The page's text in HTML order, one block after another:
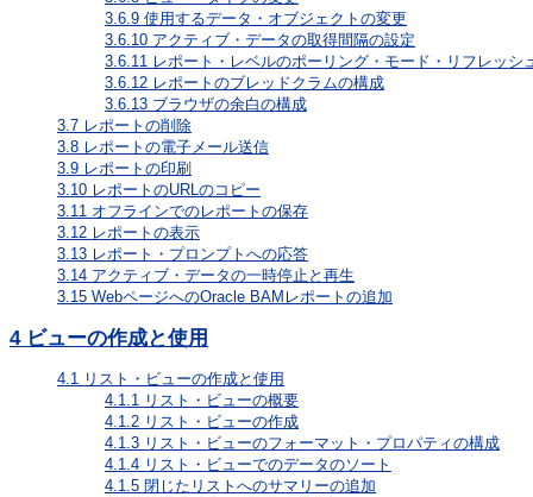
3.6.9 使用するデータ・オブジェクトの変更
3.6.10 アクティブ・データの取得間隔の設定
3.6.11 レポート・レベルのポーリング・モード・リフレッシ
3.6.12 レポートのブレッドクラムの構成
3.6.13 ブラウザの余白の構成
3.7 レポートの削除
3.8 レポートの電子メール送信
3.9 レポートの印刷
3.10 レポートのURLのコピー
3.11 オフラインでのレポートの保存
3.12 レポートの表示
3.13 レポート・プロンプトへの応答
3.14 アクティブ・データの一時停止と再生
3.15 WebページへのOracle BAMレポートの追加
4ビューの作成と使用
4.1 リスト・ビューの作成と使用
4.1.1 リスト・ビューの概要
4.1.2 リスト・ビューの作成
4.1.3 リスト・ビューのフォーマット・プロパティの構成
4.1.4 リスト・ビューでのデータのソート
4.1.5 閉じたリストへのサマリーの追加